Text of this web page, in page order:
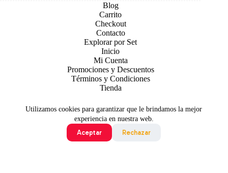
Utilizamos cookies para garantizar que le brindamos la mejor
experiencia en nuestra web.
Aceptar
Rechazar
Blog
Carrito
Checkout
Contacto
Explorar por Set
Inicio
Mi Cuenta
Promociones y Descuentos
Términos y Condiciones
Tienda
Todo contenido original es sujeto de Copyright © 2026 TCG